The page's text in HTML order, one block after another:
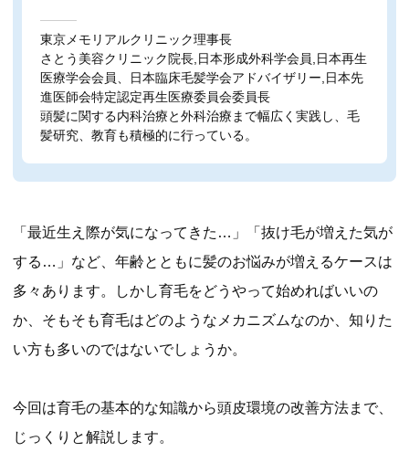
東京メモリアルクリニック理事長
さとう美容クリニック院長,日本形成外科学会員,日本再生
医療学会会員、日本臨床毛髪学会アドバイザリー,日本先
進医師会特定認定再生医療委員会委員長
頭髪に関する内科治療と外科治療まで幅広く実践し、毛
髪研究、教育も積極的に行っている。
「最近生え際が気になってきた…」「抜け毛が増えた気が
する…」など、年齢とともに髪のお悩みが増えるケースは
多々あります。しかし育毛をどうやって始めればいいの
か、そもそも育毛はどのようなメカニズムなのか、知りた
い方も多いのではないでしょうか。
今回は育毛の基本的な知識から頭皮環境の改善方法まで、
じっくりと解説します。